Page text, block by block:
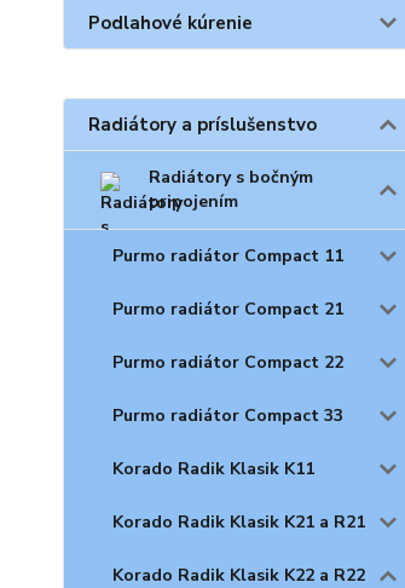
Podlahové kúrenie
Radiátory a príslušenstvo
Radiátory s bočným
pripojením
Purmo radiátor Compact 11
Purmo radiátor Compact 21
Purmo radiátor Compact 22
Purmo radiátor Compact 33
Korado Radik Klasik K11
Korado Radik Klasik K21 a R21
Korado Radik Klasik K22 a R22